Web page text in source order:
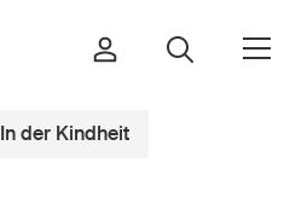
In der Kindheit